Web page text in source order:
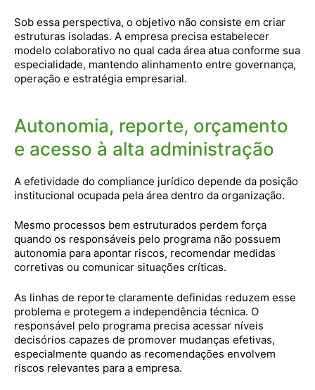
Sob essa perspectiva, o objetivo não consiste em criar
estruturas isoladas. A empresa precisa estabelecer
modelo colaborativo no qual cada área atua conforme sua
especialidade, mantendo alinhamento entre governança,
operação e estratégia empresarial.
Autonomia, reporte, orçamento
e acesso à alta administração
A efetividade do compliance jurídico depende da posição
institucional ocupada pela área dentro da organização.
Mesmo processos bem estruturados perdem força
quando os responsáveis pelo programa não possuem
autonomia para apontar riscos, recomendar medidas
corretivas ou comunicar situações críticas.
As linhas de reporte claramente definidas reduzem esse
problema e protegem a independência técnica. O
responsável pelo programa precisa acessar níveis
decisórios capazes de promover mudanças efetivas,
especialmente quando as recomendações envolvem
riscos relevantes para a empresa.